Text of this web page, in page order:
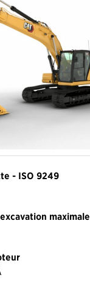
- ISO 9249
maximale